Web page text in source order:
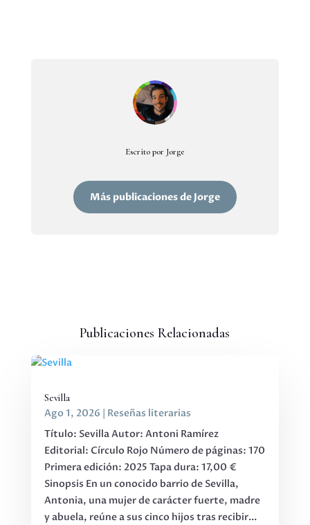
Escrito por Jorge
Más publicaciones de Jorge
Publicaciones Relacionadas
Sevilla
Ago 1, 2026
Reseñas literarias
Título: Sevilla Autor: Antoni Ramírez
Editorial: Círculo Rojo Número de páginas: 170
Primera edición: 2025 Tapa dura: 17,00 €
Sinopsis En un conocido barrio de Sevilla,
Antonia, una mujer de carácter fuerte, madre
y abuela, reúne a sus cinco hijos tras recibir...